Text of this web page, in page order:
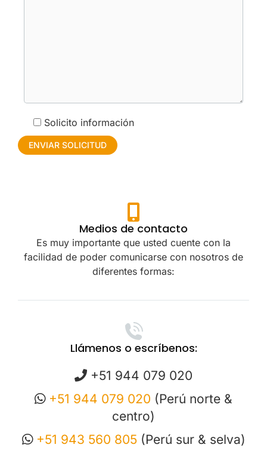
Solicito información
Medios de contacto
Es muy importante que usted cuente con la
facilidad de poder comunicarse con nosotros de
diferentes formas:
Llámenos o escríbenos:
+51 944 079 020
+51 944 079 020 (Perú norte &
centro)
+51 943 560 805(Perú sur & selva)